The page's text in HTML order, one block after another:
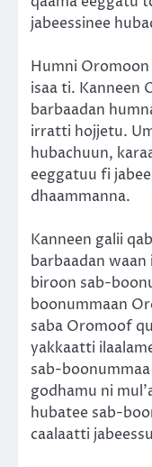
jabeessinee
Humni
isaa ti. Kanneen
barbaadan
irratti hojjetu.
hubachuun,
eeggatuu fi
dhaammanna.
Kanneen galii
barbaadan
biroon sab-
boonummaan
saba Oromoof
yakkaatti
sab-
godhamu ni
hubatee sab-
caalaatti